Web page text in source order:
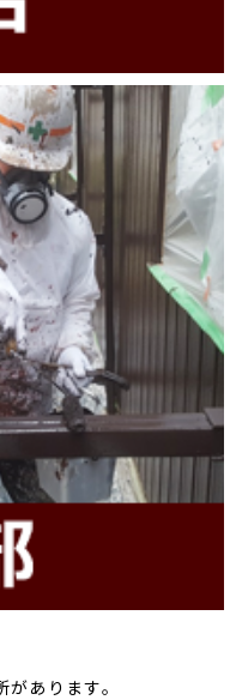
あります。